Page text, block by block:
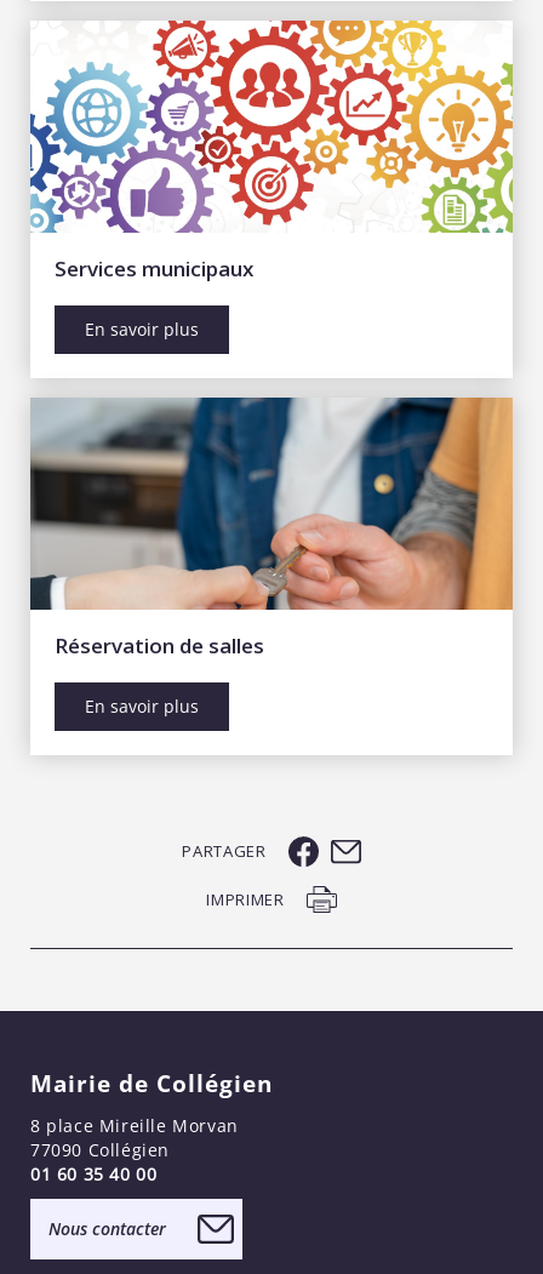
Services municipaux
En savoir plus
Réservation de salles
En savoir plus
PARTAGER
IMPRIMER
Mairie de Collégien
8 place Mireille Morvan
77090 Collégien
01 60 35 40 00
Nous contacter